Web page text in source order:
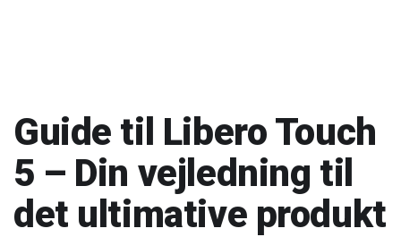
Guide til Libero Touch
5 – Din vejledning til
det ultimative produkt